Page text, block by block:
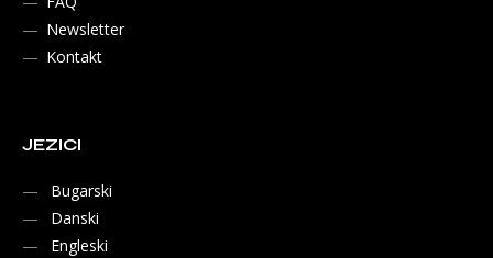
Newsletter
Kontakt
JEZICI
Bugarski
Danski
Engleski